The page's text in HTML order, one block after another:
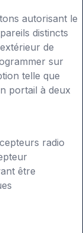
autorisant le
distincts
de
sur
telle que
portail à deux
radio
être